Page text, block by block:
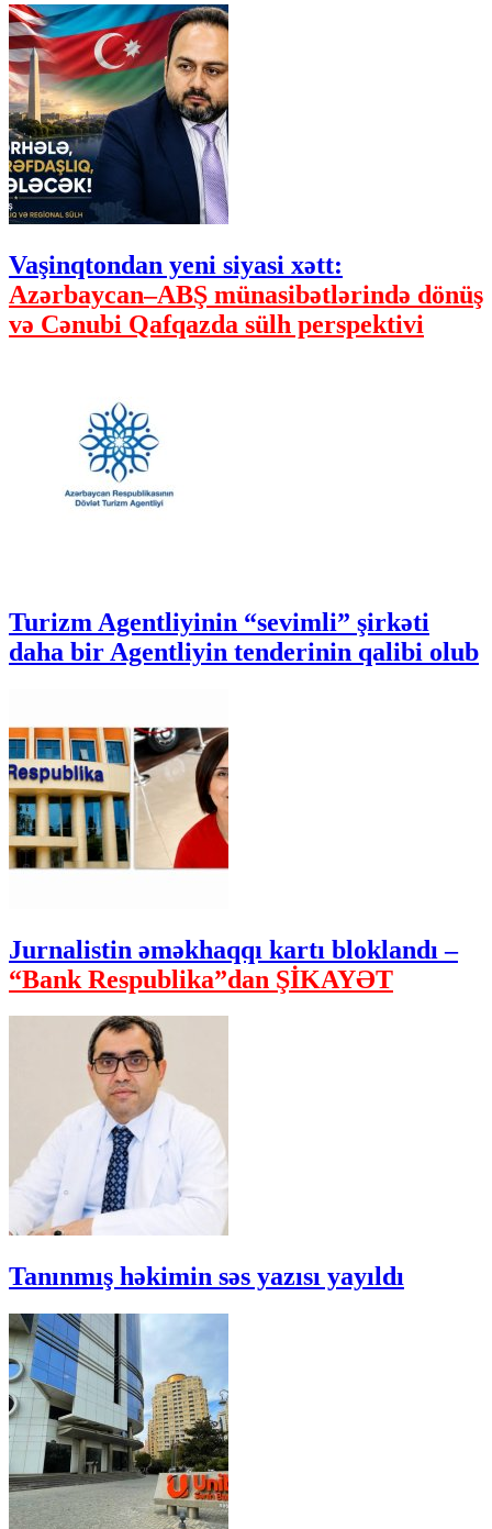
Vaşinqtondan yeni siyasi xətt:
Azərbaycan–ABŞ münasibətlərində dönüş
və Cənubi Qafqazda sülh perspektivi
Turizm Agentliyinin “sevimli” şirkəti
daha bir Agentliyin tenderinin qalibi olub
Jurnalistin əməkhaqqı kartı bloklandı –
“Bank Respublika”dan ŞİKAYƏT
Tanınmış həkimin səs yazısı yayıldı